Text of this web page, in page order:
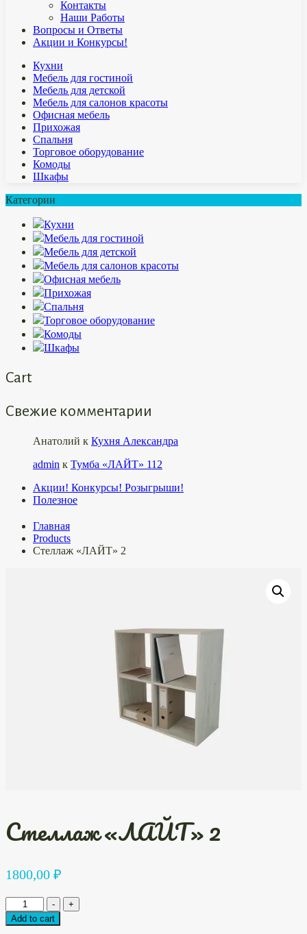
Контакты
Наши Работы
Вопросы и Ответы
Акции и Конкурсы!
Кухни
Мебель для гостиной
Мебель для детской
Мебель для салонов красоты
Офисная мебель
Прихожая
Спальня
Торговое оборудование
Комоды
Шкафы
Категории
Кухни
Мебель для гостиной
Мебель для детской
Мебель для салонов красоты
Офисная мебель
Прихожая
Спальня
Торговое оборудование
Комоды
Шкафы
Cart
Свежие комментарии
Анатолий к Кухня Александра
admin к Тумба «ЛАЙТ» 112
Акции! Конкурсы! Розыгрыши!
Полезное
Главная
Products
Стеллаж «ЛАЙТ» 2
Стеллаж «ЛАЙТ» 2
1800,00 ₽
-
Стеллаж
"ЛАЙТ"
2
+
Add to cart